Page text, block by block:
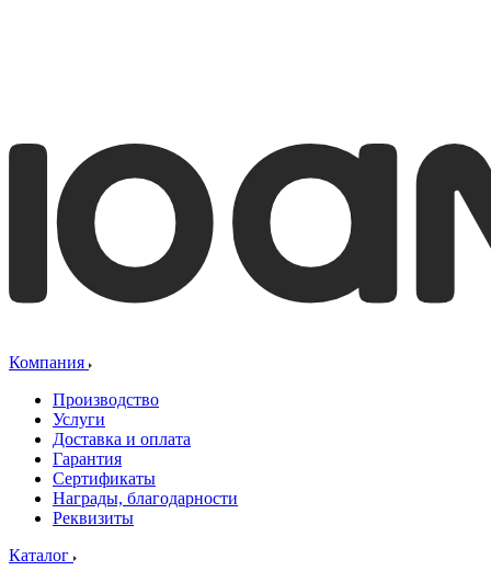
Компания
Производство
Услуги
Доставка и оплата
Гарантия
Сертификаты
Награды, благодарности
Реквизиты
Каталог